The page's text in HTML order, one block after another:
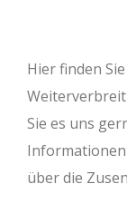
Hier finden
Sie es uns
über die